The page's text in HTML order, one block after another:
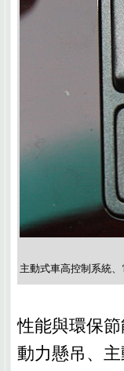
主動式車高控制系統
性能與環保
動力懸吊、